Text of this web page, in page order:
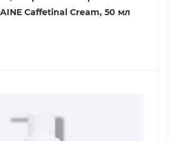
Caffetinal Cream, 50 мл